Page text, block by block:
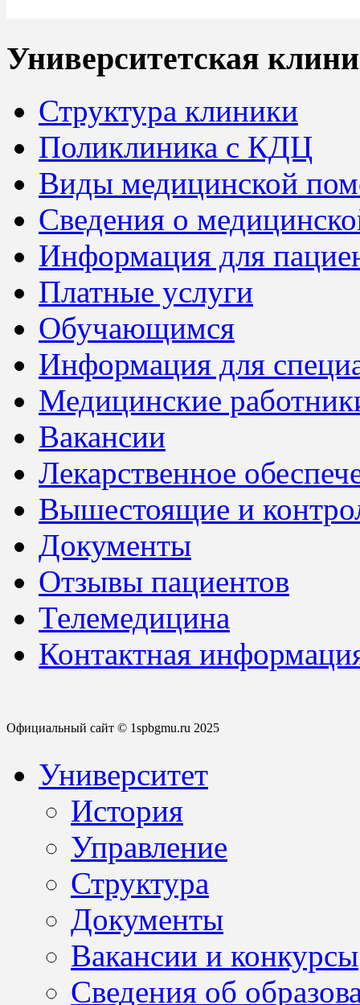
Университетская
Структура клиники
Поликлиника с КДЦ
Виды медицинской
Сведения о
Информация для
Платные услуги
Обучающимся
Информация для
Медицинские
Вакансии
Лекарственное
Вышестоящие и
Документы
Отзывы пациентов
Телемедицина
Контактная
Официальный сайт © 1spbgmu.ru 2025
Университет
История
Управление
Структура
Документы
Вакансии и конкурсы
Сведения об